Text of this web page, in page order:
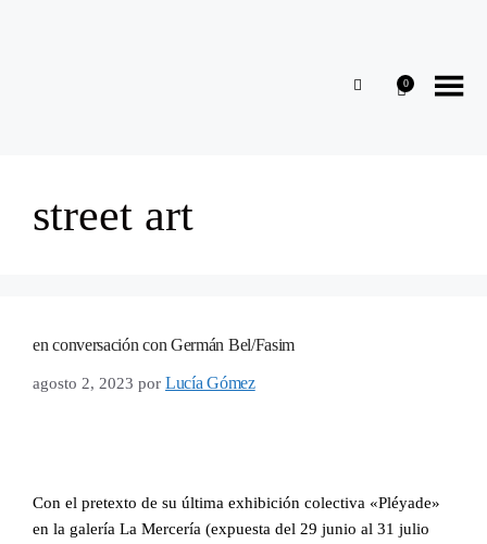
0
street art
en conversación con Germán Bel/Fasim
agosto 2, 2023 por Lucía Gómez
Con el pretexto de su última exhibición colectiva «Pléyade»
en la galería La Mercería (expuesta del 29 junio al 31 julio